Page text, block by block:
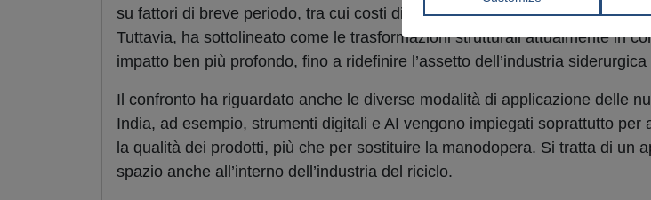
su fattori di breve periodo, tra cui costi di trasporto, volatilità dei prezzi e
Tuttavia, ha sottolineato come le trasformazioni strutturali attualmente in
impatto ben più profondo, fino a ridefinire l’assetto dell’industria
Il confronto ha riguardato anche le diverse modalità di applicazione delle
India, ad esempio, strumenti digitali e AI vengono impiegati soprattutto per
la qualità dei prodotti, più che per sostituire la manodopera. Si tratta di un
spazio anche all’interno dell’industria del riciclo.